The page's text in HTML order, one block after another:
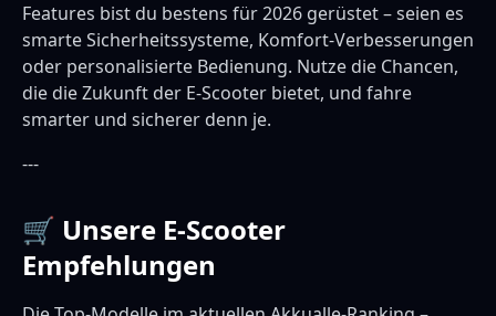
Features bist du bestens für 2026 gerüstet – seien es
smarte Sicherheitssysteme, Komfort-Verbesserungen
oder personalisierte Bedienung. Nutze die Chancen,
die die Zukunft der E-Scooter bietet, und fahre
smarter und sicherer denn je.
---
🛒 Unsere E-Scooter
Empfehlungen